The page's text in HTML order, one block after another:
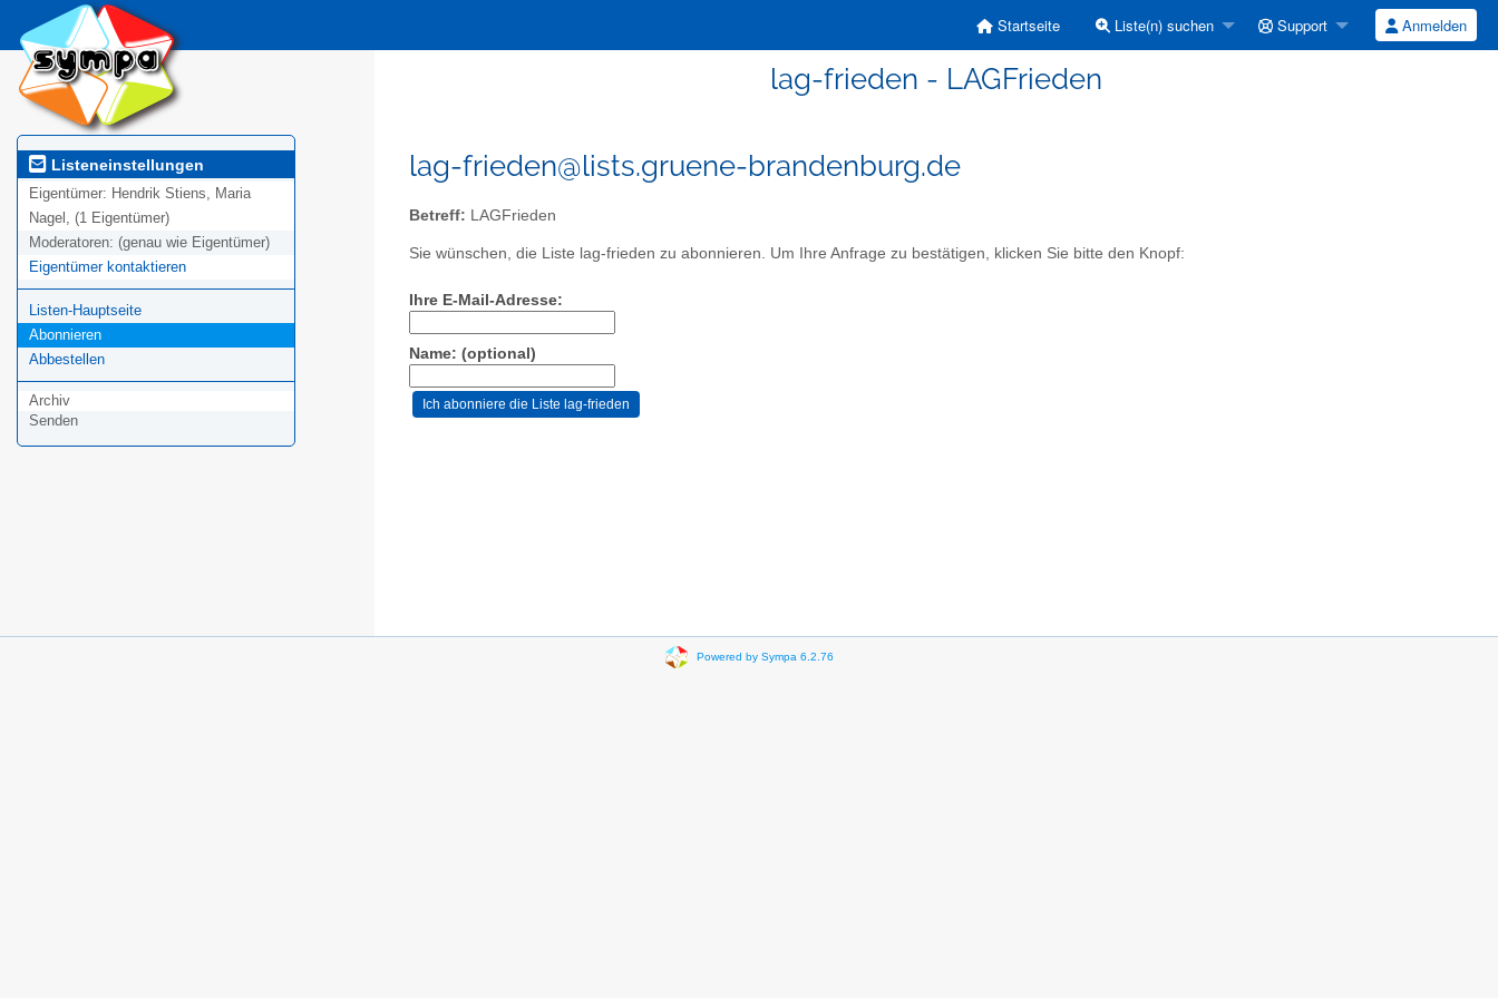
Startseite Liste(n) suchen Support Anmelden
lag-frieden - LAGFrieden
Listeneinstellungen
Eigentümer: Hendrik Stiens, Maria
Nagel, (1 Eigentümer)
Moderatoren: (genau wie Eigentümer)
Eigentümer kontaktieren
Listen-Hauptseite
Abonnieren
Abbestellen
Archiv
Senden
lag-frieden@lists.gruene-brandenburg.de
Betreff: LAGFrieden
Sie wünschen, die Liste lag-frieden zu abonnieren. Um Ihre Anfrage zu bestätigen, klicken Sie bitte den Knopf:
Ihre E-Mail-Adresse:
Name: (optional)
Powered by Sympa 6.2.76